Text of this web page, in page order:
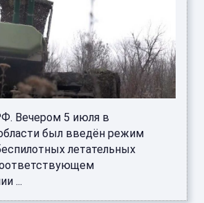
Вечером 5 июля в
был введён режим
летательных
...